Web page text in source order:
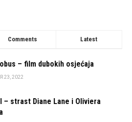
Comments Latest
– film dubokih osjećaja
23, 2022
– strast Diane Lane i Oliviera